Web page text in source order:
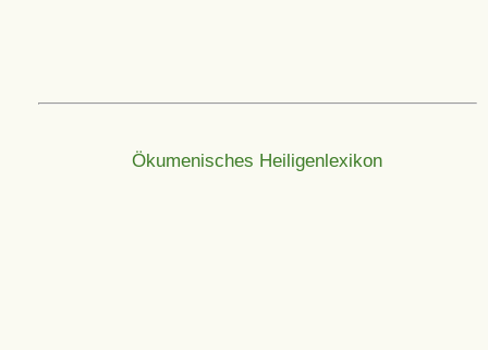
Ökumenisches Heiligenlexikon